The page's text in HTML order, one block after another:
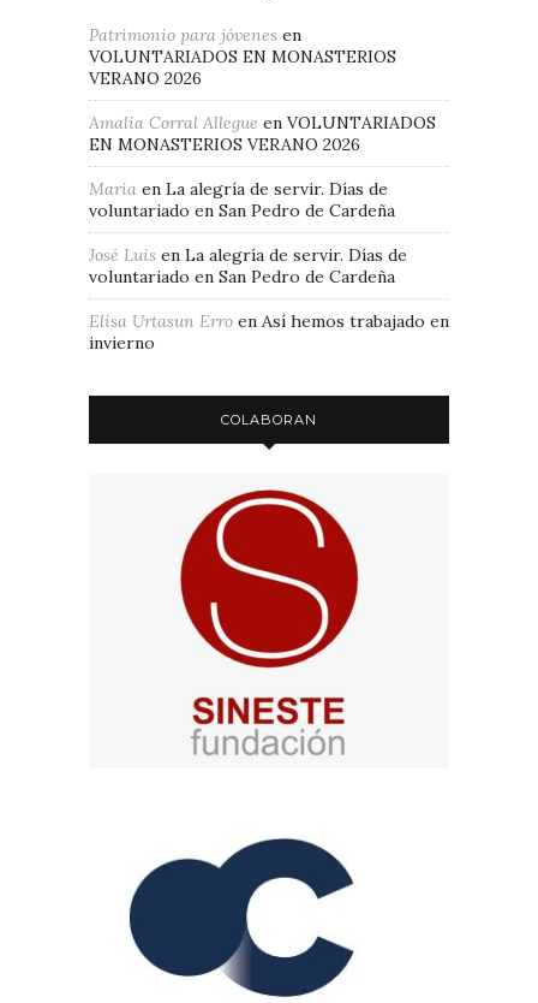
Patrimonio para jóvenes en
VOLUNTARIADOS EN MONASTERIOS
VERANO 2026
Amalia Corral Allegue en VOLUNTARIADOS
EN MONASTERIOS VERANO 2026
Maria en La alegría de servir. Días de
voluntariado en San Pedro de Cardeña
José Luis en La alegría de servir. Días de
voluntariado en San Pedro de Cardeña
Elisa Urtasun Erro en Así hemos trabajado en
invierno
COLABORAN